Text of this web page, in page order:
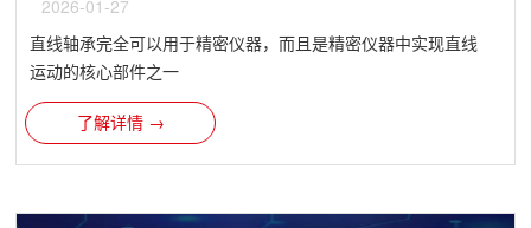
2026-01-27
直线轴承​完全可以用于精密仪器，而且是精密仪器中实现直线
运动的核心部件之一
了解详情 →